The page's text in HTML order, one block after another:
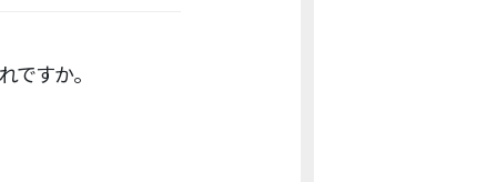
ですか。